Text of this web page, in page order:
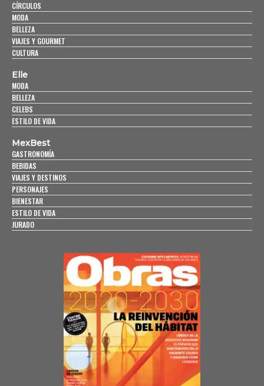
CÍRCULOS
MODA
BELLEZA
VIAJES Y GOURMET
CULTURA
Elle
MODA
BELLEZA
CELEBS
ESTILO DE VIDA
MexBest
GASTRONOMÍA
BEBIDAS
VIAJES Y DESTINOS
PERSONAJES
BIENESTAR
ESTILO DE VIDA
JURADO